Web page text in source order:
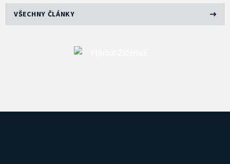
VŠECHNY ČLÁNKY